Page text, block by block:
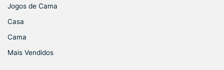
Jogos de Cama
Casa
Cama
Mais Vendidos